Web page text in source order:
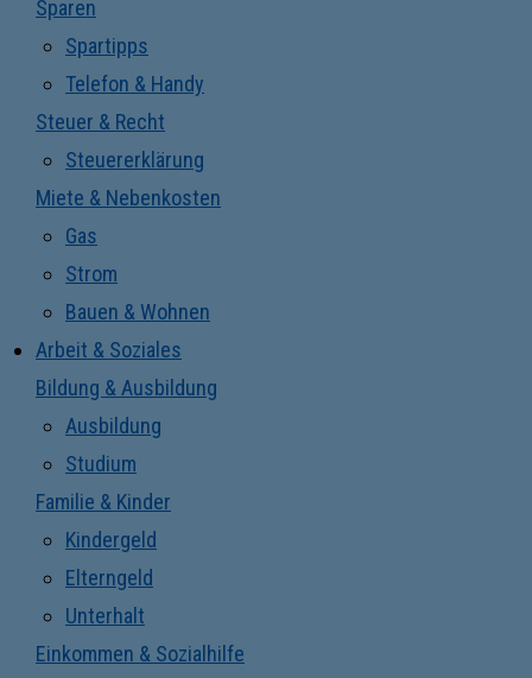
Sparen
Spartipps
Telefon & Handy
Steuer & Recht
Steuererklärung
Miete & Nebenkosten
Gas
Strom
Bauen & Wohnen
Arbeit & Soziales
Bildung & Ausbildung
Ausbildung
Studium
Familie & Kinder
Kindergeld
Elterngeld
Unterhalt
Einkommen & Sozialhilfe